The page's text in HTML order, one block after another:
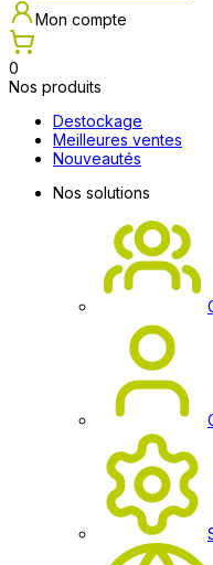
Mon compte
0
Nos produits
Destockage
Meilleures ventes
Nouveautés
Nos solutions